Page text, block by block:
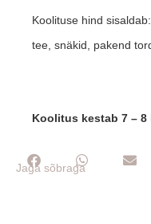
Koolituse hind
tee, snäkid, pakend
Koolitus kestab 7 – 8
Jaga sõbraga